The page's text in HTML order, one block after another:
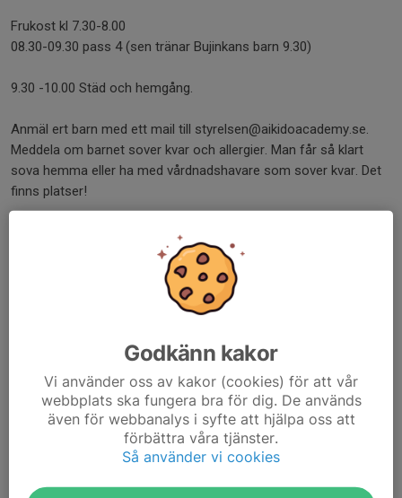
Frukost kl 7.30-8.00
08.30-09.30 pass 4 (sen tränar Bujinkans barn 9.30)
9.30 -10.00 Städ och hemgång.
Anmäl ert barn med ett mail till styrelsen@aikidoacademy.se.
Meddela om barnet sover kvar och allergier. Man får så klart
sova hemma eller ha med vårdnadshavare som sover kvar. Det
finns platser!
/ Barn och ungdomstränarna!
Kommentarer
Godkänn kakor
Vi använder oss av kakor (cookies) för att vår
webbplats ska fungera bra för dig. De används
även för webbanalys i syfte att hjälpa oss att
förbättra våra tjänster.
Så använder vi cookies